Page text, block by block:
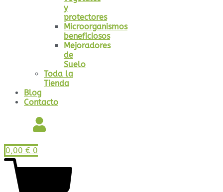
y
protectores
Microorganismos
beneficiosos
Mejoradores
de
Suelo
Toda la
Tienda
Blog
Contacto
0,00 € 0